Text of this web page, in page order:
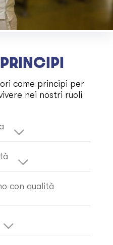
come principi per
nei nostri ruoli
con qualità